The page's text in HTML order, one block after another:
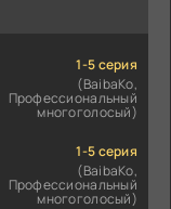
1-5 серия
(BaibaKo,
Профессиональный
многоголосый)
1-5 серия
(BaibaKo,
Профессиональный
многоголосый)